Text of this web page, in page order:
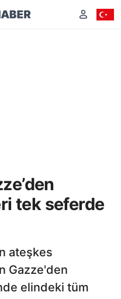
tek seferde
ateşkes
Gazze'den
elindeki tüm